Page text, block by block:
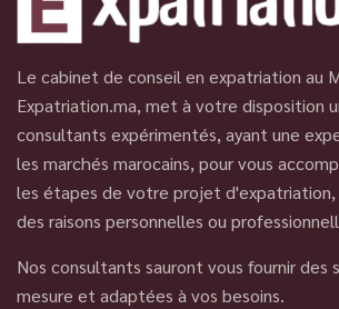
Le cabinet de conseil en expatriation au
Expatriation.ma, met à votre disposition
consultants expérimentés, ayant une
les marchés marocains, pour vous
les étapes de votre projet
des raisons personnelles ou
Nos consultants sauront vous fournir des
mesure et adaptées à vos besoins.